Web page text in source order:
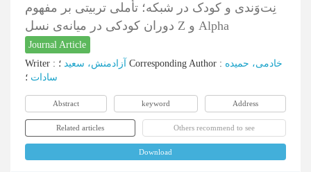
نِت‌وَندی و کودک در شبکه؛ تأملی تربیتی بر مفهوم
دوران کودکی در میانه‌ی نسل Z و Alpha
Journal Article
Writer : آزادمنش، سعید Corresponding Author : خادمی، حمیده
سادات ؛
Abstract keyword Address
Related articles Others recommend to see
Download